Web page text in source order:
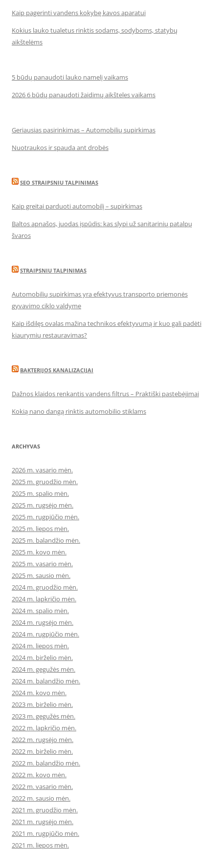
Kaip pagerinti vandens kokybę kavos aparatui
Kokius lauko tualetus rinktis sodams, sodyboms, statybų
aikštelėms
5 būdų panaudoti lauko namelį vaikams
2026 6 būdų panaudoti žaidimų aikšteles vaikams
Geriausias pasirinkimas – Automobilių supirkimas
Nuotraukos ir spauda ant drobės
SEO STRAIPSNIU TALPINIMAS
Kaip greitai parduoti automobilį – supirkimas
Baltos apnašos, juodas įspūdis: kas slypi už sanitarinių patalpų
švaros
STRAIPSNIU TALPINIMAS
Automobilių supirkimas yra efektyvus transporto priemonės
gyvavimo ciklo valdyme
Kaip išdilęs ovalas mažina technikos efektyvumą ir kuo gali padėti
kiaurymių restauravimas?
BAKTERIJOS KANALIZACIJAI
Dažnos klaidos renkantis vandens filtrus – Praktiški pastebėjimai
Kokią nano dangą rinktis automobilio stiklams
ARCHYVAS
2026 m. vasario mėn.
2025 m. gruodžio mėn.
2025 m. spalio mėn.
2025 m. rugsėjo mėn.
2025 m. rugpjūčio mėn.
2025 m. liepos mėn.
2025 m. balandžio mėn.
2025 m. kovo mėn.
2025 m. vasario mėn.
2025 m. sausio mėn.
2024 m. gruodžio mėn.
2024 m. lapkričio mėn.
2024 m. spalio mėn.
2024 m. rugsėjo mėn.
2024 m. rugpjūčio mėn.
2024 m. liepos mėn.
2024 m. birželio mėn.
2024 m. gegužės mėn.
2024 m. balandžio mėn.
2024 m. kovo mėn.
2023 m. birželio mėn.
2023 m. gegužės mėn.
2022 m. lapkričio mėn.
2022 m. rugsėjo mėn.
2022 m. birželio mėn.
2022 m. balandžio mėn.
2022 m. kovo mėn.
2022 m. vasario mėn.
2022 m. sausio mėn.
2021 m. gruodžio mėn.
2021 m. rugsėjo mėn.
2021 m. rugpjūčio mėn.
2021 m. liepos mėn.